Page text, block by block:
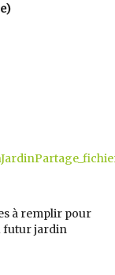
à remplir pour
futur jardin